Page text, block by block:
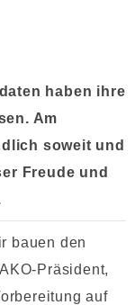
haben ihre
Am
soweit und
Freude und
bauen den
Präsident,
auf